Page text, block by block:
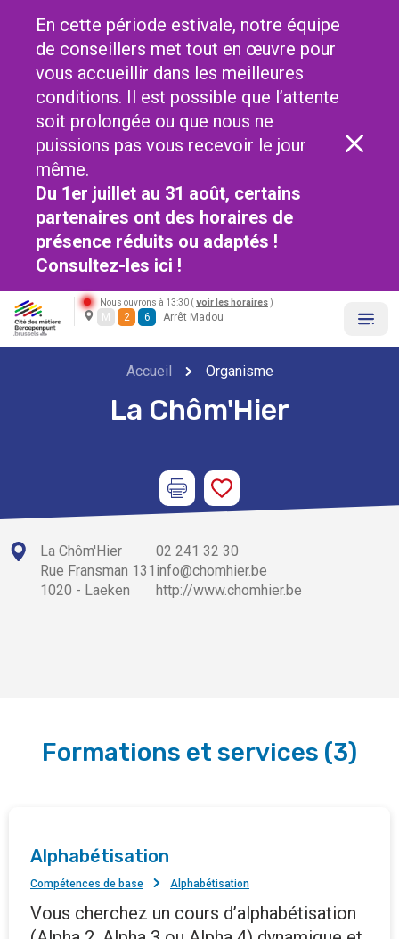
En cette période estivale, notre équipe
de conseillers met tout en œuvre pour
vous accueillir dans les meilleures
conditions. Il est possible que l’attente
soit prolongée ou que nous ne
puissions pas vous recevoir le jour
même.
Du 1er juillet au 31 août, certains
partenaires ont des horaires de
présence réduits ou adaptés !
Consultez-les ici !
Nous ouvrons à 13:30 ( voir les horaires )
M 2 6 Arrêt Madou
Accueil Organisme
La Chôm'Hier
La Chôm'Hier
Rue Fransman 131
1020 - Laeken
02 241 32 30
info@chomhier.be
http://www.chomhier.be
Formations et services (3)
Alphabétisation
Compétences de base Alphabétisation
Vous cherchez un cours d’alphabétisation